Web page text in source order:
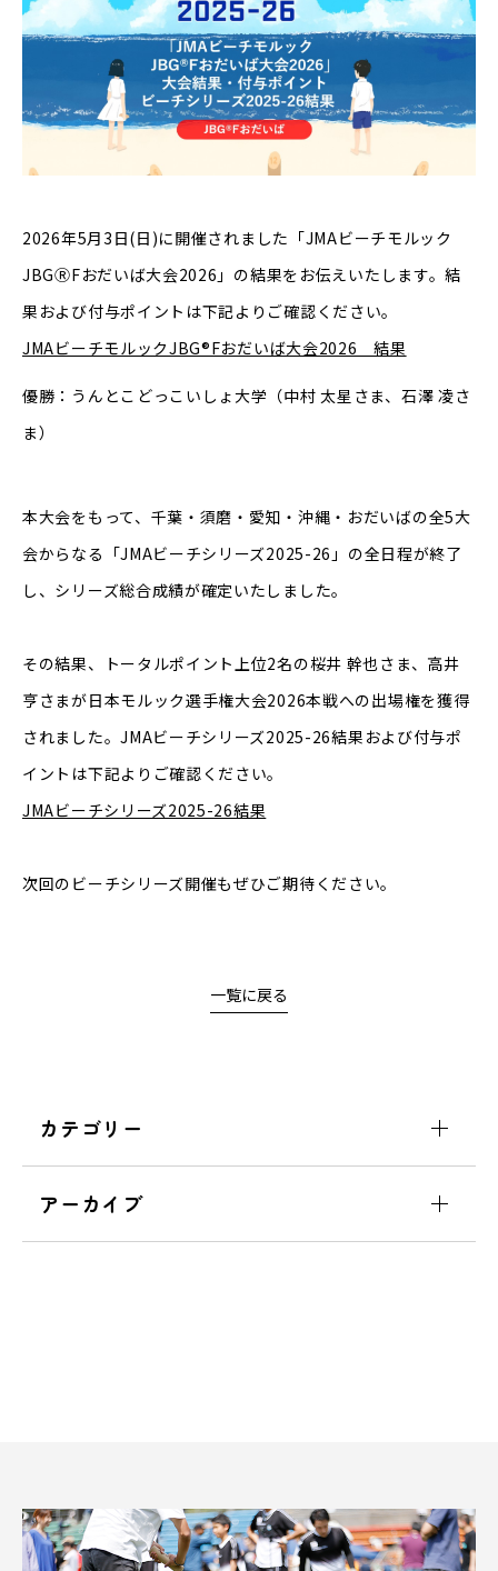
2026年5月3日(日)に開催されました「JMAビーチモルック
JBGⓇFおだいば大会2026」の結果をお伝えいたします。結
果および付与ポイントは下記よりご確認ください。
JMAビーチモルックJBG®Fおだいば大会2026 結果
優勝：うんとこどっこいしょ⼤学（中村 太星さま、石澤 凌さ
ま）
本大会をもって、千葉・須磨・愛知・沖縄・おだいばの全5大
会からなる「JMAビーチシリーズ2025-26」の全日程が終了
し、シリーズ総合成績が確定いたしました。
その結果、トータルポイント上位2名の桜井 幹也さま、高井
亨さまが日本モルック選手権大会2026本戦への出場権を獲得
されました。JMAビーチシリーズ2025-26結果および付与ポ
イントは下記よりご確認ください。
JMAビーチシリーズ2025-26結果
次回のビーチシリーズ開催もぜひご期待ください。
一覧に戻る
カテゴリー
アーカイブ